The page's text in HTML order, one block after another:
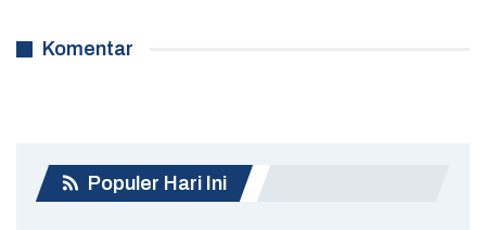
Komentar
Populer Hari Ini